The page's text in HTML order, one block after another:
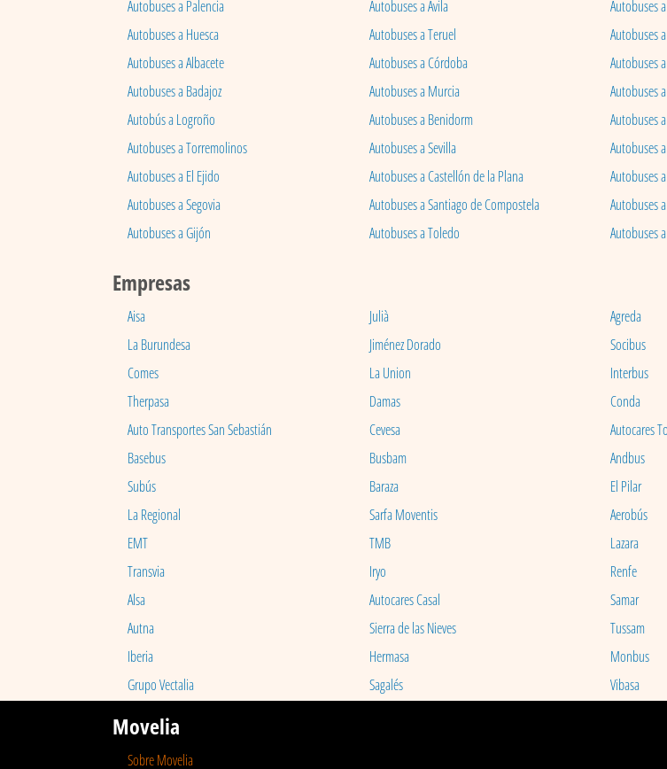
Autobuses a Palencia
Autobuses a Ávila Autobuses
Autobuses a Huesca
Autobuses a Teruel Autobuses
Autobuses a Albacete
Autobuses a Córdoba Autobuses
Autobuses a Badajoz
Autobuses a Murcia Autobuses
Autobús a Logroño
Autobuses a Benidorm Autobuses
Autobuses a Torremolinos
Autobuses a Sevilla Autobuses
Autobuses a El Ejido
Autobuses a Castellón de la Plana Autobuses
Autobuses a Segovia
Autobuses a Santiago de Compostela Autobuses
Autobuses a Gijón
Autobuses a Toledo Autobuses
Empresas
Aisa Julià Agreda
La Burundesa
Jiménez Dorado Socibus
Comes
La Union Interbus
Therpasa
Damas Conda
Auto Transportes San Sebastián
Cevesa Autocares
Basebus
Busbam Andbus
Subús
Baraza El Pilar
La Regional
Sarfa Moventis Aerobús
EMT
TMB Lazara
Transvia
Iryo Renfe
Alsa
Autocares Casal Samar
Autna
Sierra de las Nieves Tussam
Iberia
Hermasa Monbus
Grupo Vectalia
Sagalés Vibasa
Movelia
Sobre Movelia